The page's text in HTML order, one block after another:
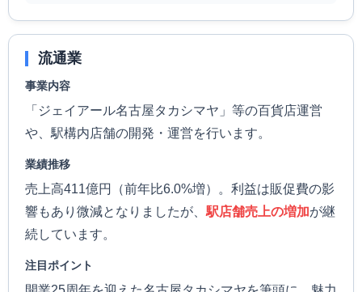
流通業
事業内容
「ジェイアール名古屋タカシマヤ」等の百貨店運営
や、駅構内店舗の開発・運営を行います。
業績推移
売上高411億円（前年比6.0%増）。利益は販促費の影
響もあり微減となりましたが、 駅店舗売上の増加が継
続しています。
注目ポイント